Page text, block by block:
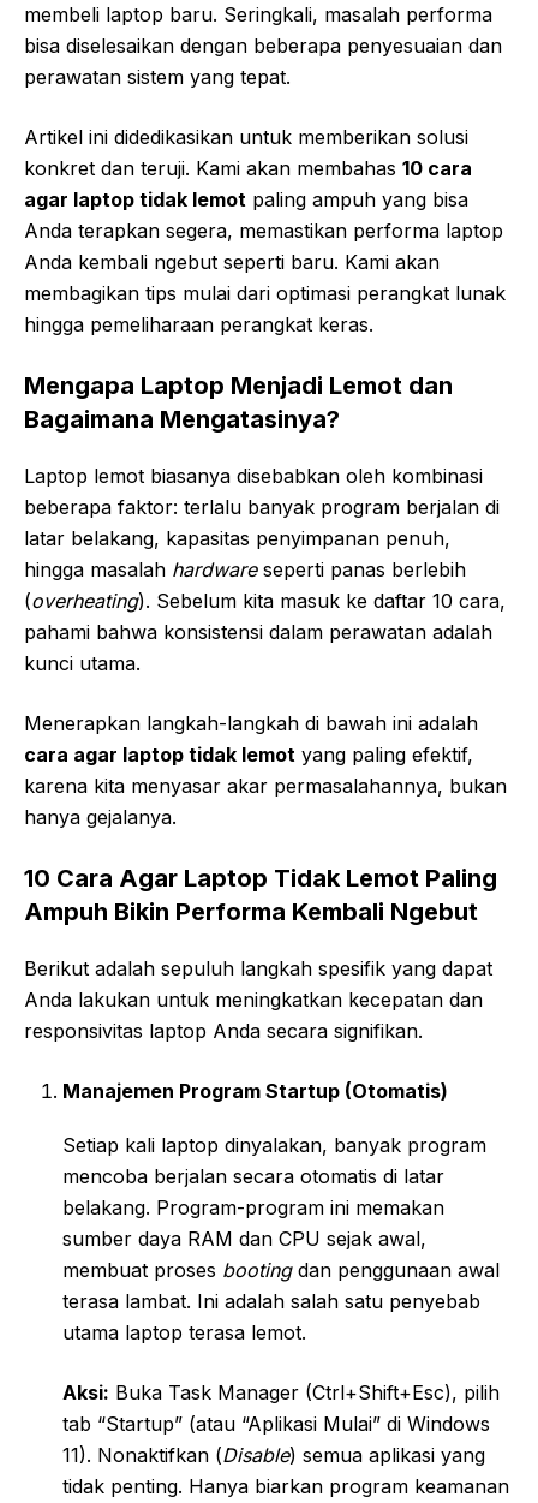
membeli laptop baru. Seringkali, masalah performa
bisa diselesaikan dengan beberapa penyesuaian dan
perawatan sistem yang tepat.
Artikel ini didedikasikan untuk memberikan solusi
konkret dan teruji. Kami akan membahas 10 cara
agar laptop tidak lemot paling ampuh yang bisa
Anda terapkan segera, memastikan performa laptop
Anda kembali ngebut seperti baru. Kami akan
membagikan tips mulai dari optimasi perangkat lunak
hingga pemeliharaan perangkat keras.
Mengapa Laptop Menjadi Lemot dan
Bagaimana Mengatasinya?
Laptop lemot biasanya disebabkan oleh kombinasi
beberapa faktor: terlalu banyak program berjalan di
latar belakang, kapasitas penyimpanan penuh,
hingga masalah hardwareseperti panas berlebih
(overheating). Sebelum kita masuk ke daftar 10 cara,
pahami bahwa konsistensi dalam perawatan adalah
kunci utama.
Menerapkan langkah-langkah di bawah ini adalah
cara agar laptop tidak lemot yang paling efektif,
karena kita menyasar akar permasalahannya, bukan
hanya gejalanya.
10 Cara Agar Laptop Tidak Lemot Paling
Ampuh Bikin Performa Kembali Ngebut
Berikut adalah sepuluh langkah spesifik yang dapat
Anda lakukan untuk meningkatkan kecepatan dan
responsivitas laptop Anda secara signifikan.
Manajemen Program Startup (Otomatis)
Setiap kali laptop dinyalakan, banyak program
mencoba berjalan secara otomatis di latar
belakang. Program-program ini memakan
sumber daya RAM dan CPU sejak awal,
membuat proses bootingdan penggunaan awal
terasa lambat. Ini adalah salah satu penyebab
utama laptop terasa lemot.
Aksi: Buka Task Manager (Ctrl+Shift+Esc), pilih
tab “Startup” (atau “Aplikasi Mulai” di Windows
11). Nonaktifkan (Disable) semua aplikasi yang
tidak penting. Hanya biarkan program keamanan